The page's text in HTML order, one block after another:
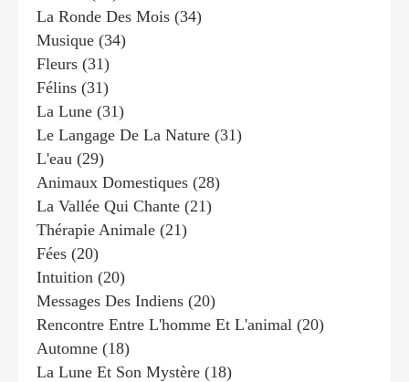
La Ronde Des Mois (34)
Musique (34)
Fleurs (31)
Félins (31)
La Lune (31)
Le Langage De La Nature (31)
L'eau (29)
Animaux Domestiques (28)
La Vallée Qui Chante (21)
Thérapie Animale (21)
Fées (20)
Intuition (20)
Messages Des Indiens (20)
Rencontre Entre L'homme Et L'animal (20)
Automne (18)
La Lune Et Son Mystère (18)